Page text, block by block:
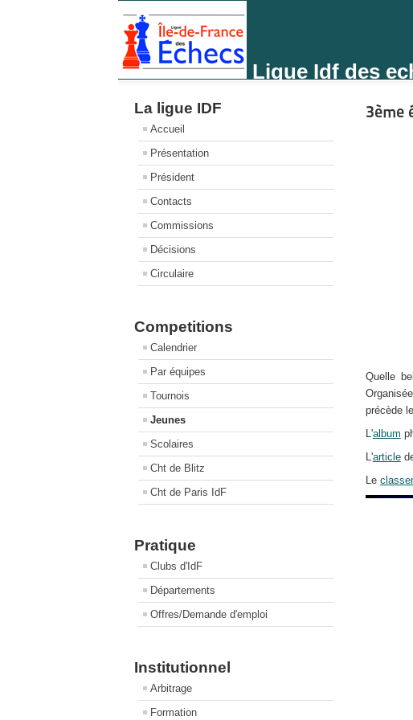
Ligue Idf des
La ligue IDF
Accueil
Présentation
Président
Contacts
Commissions
Décisions
Circulaire
Competitions
Calendrier
Par équipes
Tournois
Jeunes
Scolaires
Cht de Blitz
Cht de Paris IdF
Pratique
Clubs d'IdF
Départements
Offres/Demande d'emploi
Institutionnel
Arbitrage
Formation
3ème
Quelle
précède
L'album
L'article
Le